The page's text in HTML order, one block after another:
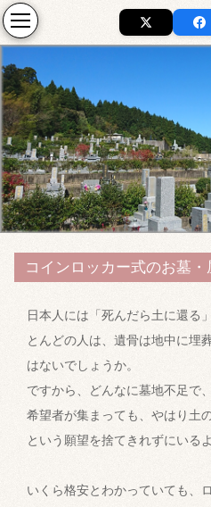
コインロッカー式のお墓
日本人には「死んだら土に還る
とんどの人は、遺骨は地中に埋
はないでしょうか。
ですから、どんなに墓地不足で
希望者が集まっても、やはり土
という願望を捨てきれずにいる
いくら格安とわかっていても、